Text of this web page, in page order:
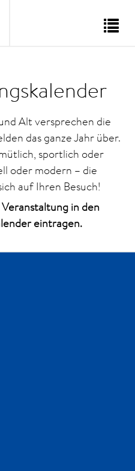
Alt versprechen die
das ganze Jahr über.
sportlich oder
oder modern – die
auf Ihren Besuch!
in den
eintragen.